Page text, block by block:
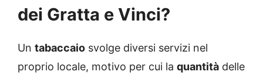
dei Gratta e Vinci?
Un tabaccaio svolge diversi servizi nel
proprio locale, motivo per cui la quantità delle